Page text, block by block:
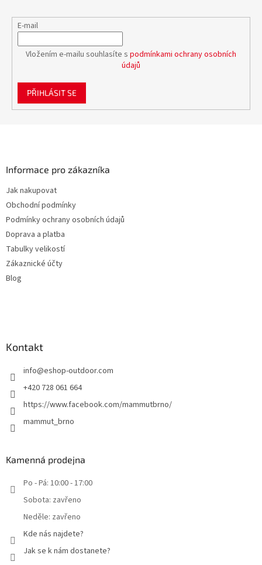
E-mail
Vložením e-mailu souhlasíte s podmínkami ochrany osobních
údajů
PŘIHLÁSIT SE
Informace pro zákazníka
Jak nakupovat
Obchodní podmínky
Podmínky ochrany osobních údajů
Doprava a platba
Tabulky velikostí
Zákaznické účty
Blog
Kontakt
info@eshop-outdoor.com
+420 728 061 664
https://www.facebook.com/mammutbrno/
mammut_brno
Kamenná prodejna
Po - Pá: 10:00 - 17:00
Sobota: zavřeno
Neděle: zavřeno
Kde nás najdete?
Jak se k nám dostanete?